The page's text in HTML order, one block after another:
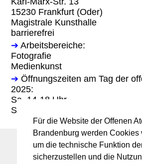
15230 Frankfurt (Oder)
Magistrale Kunsthalle
barrierefrei
➔ Arbeitsbereiche:
Fotografie
Medienkunst
➔ Öffnungszeiten am Tag der
2025:
Sa. 14-18 Uhr
So. 11-17 Uhr
Für die Website der Offenen
Brandenburg werden Cookies
um die technische Funktion
sicherzustellen und die